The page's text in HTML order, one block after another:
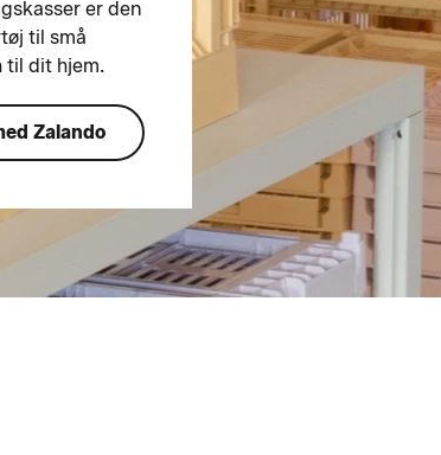
er den
til små
til dit hjem.
Zalando